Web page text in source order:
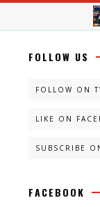
FOLLOW US
FOLLOW ON
LIKE ON
SUBSCRIBE
FACEBOOK